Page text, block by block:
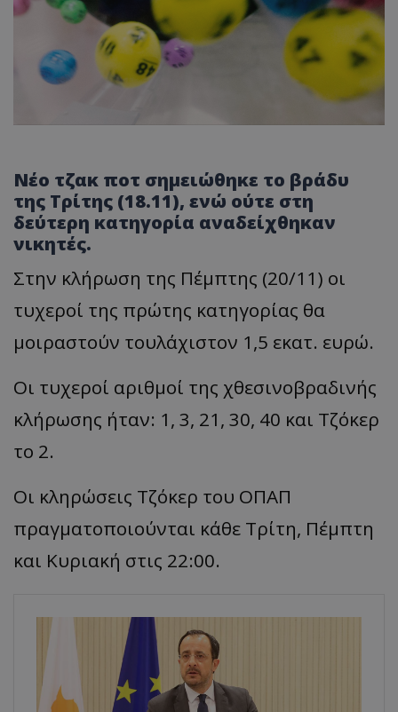
Νέο τζακ ποτ σημειώθηκε το βράδυ
της Τρίτης (18.11), ενώ ούτε στη
δεύτερη κατηγορία αναδείχθηκαν
νικητές.
Στην κλήρωση της Πέμπτης (20/11) οι
τυχεροί της πρώτης κατηγορίας θα
μοιραστούν τουλάχιστον 1,5 εκατ. ευρώ.
Οι τυχεροί αριθμοί της χθεσινοβραδινής
κλήρωσης ήταν: 1, 3, 21, 30, 40 και Τζόκερ
το 2.
Οι κληρώσεις Τζόκερ του ΟΠΑΠ
πραγματοποιούνται κάθε Τρίτη, Πέμπτη
και Κυριακή στις 22:00.